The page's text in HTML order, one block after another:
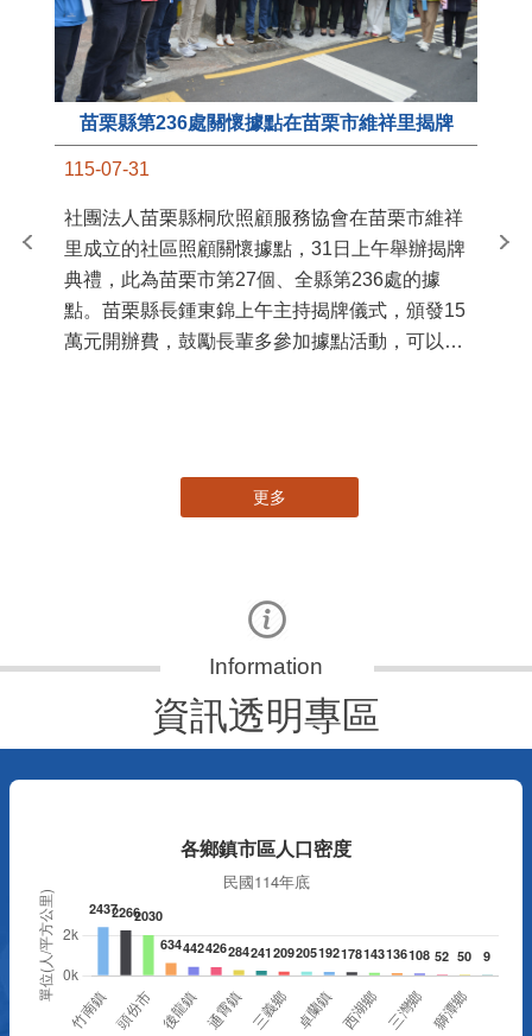
苗栗縣第236處關懷據點在苗栗市維祥里揭牌
115-07-31
社團法人苗栗縣桐欣照顧服務協會在苗栗市維祥
里成立的社區照顧關懷據點，31日上午舉辦揭牌
典禮，此為苗栗市第27個、全縣第236處的據
點。苗栗縣長鍾東錦上午主持揭牌儀式，頒發15
萬元開辦費，鼓勵長輩多參加據點活動，可以更
苗
更多
資訊透明專區